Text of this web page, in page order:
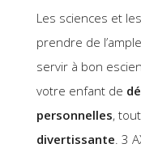
Les sciences et
prendre de
servir à bon
votre enfant de
personnelles,
divertissante . 3